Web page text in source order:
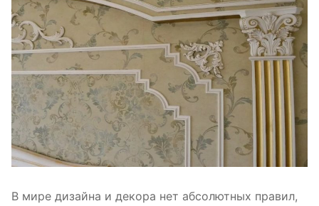
В мире дизайна и декора нет абсолютных правил,